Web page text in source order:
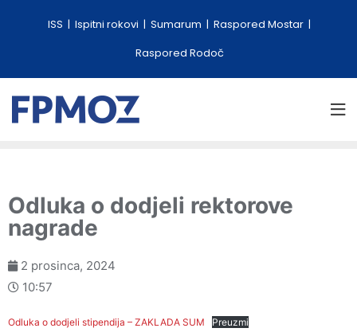
ISS Ispitni rokovi Sumarum
Raspored Mostar
Raspored Rodoč
Odluka o dodjeli rektorove
nagrade
2 prosinca, 2024
10:57
Odluka o dodjeli stipendija – ZAKLADA SUM
Preuzmi